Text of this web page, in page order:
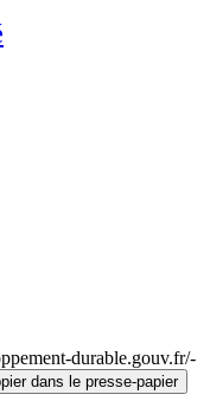
durable.gouv.fr/-
dans le presse-papier